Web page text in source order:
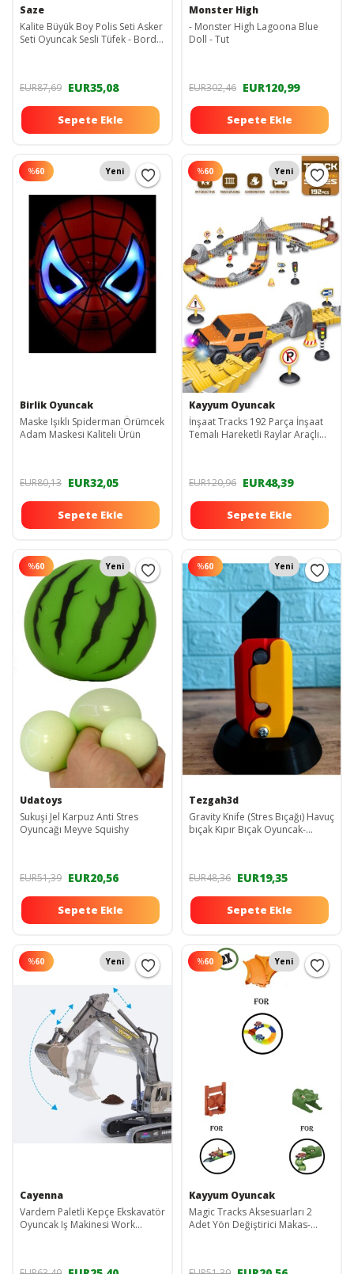
Saze
Kalite Büyük Boy Polis Seti Asker
Seti Oyuncak Sesli Tüfek - Bordo
EUR87,69 EUR35,08
Sepete Ekle
Monster High
- Monster High Lagoona Blue
Doll - Tut
EUR302,46 EUR120,99
Sepete Ekle
%60 Yeni
Birlik Oyuncak
Maske Işıklı Spiderman Örümcek
Adam Maskesi Kaliteli Ürün
EUR80,13 EUR32,05
Sepete Ekle
%60 Yeni
Kayyum Oyuncak
İnşaat Tracks 192 Parça İnşaat
Temalı Hareketli Raylar Araçlı
EUR120,96 EUR48,39
Sepete Ekle
%60 Yeni
Udatoys
Sukuşi Jel Karpuz Anti Stres
Oyuncağı Meyve Squishy
EUR51,39 EUR20,56
Sepete Ekle
%60 Yeni
Tezgah3d
Gravity Knife (Stres Bıçağı) Havuç
bıçak Kıpır Bıçak Oyuncak-
EUR48,36 EUR19,35
Sepete Ekle
%60 Yeni
Cayenna
Vardem Paletli Kepçe Ekskavatör
Oyuncak Iş Makinesi Work
%60 Yeni
Kayyum Oyuncak
Magic Tracks Aksesuarları 2
Adet Yön Değiştirici Makas-